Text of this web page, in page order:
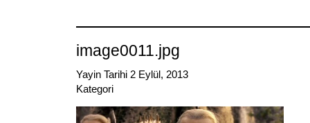
image0011.jpg
Yayin Tarihi 2 Eylül, 2013
Kategori